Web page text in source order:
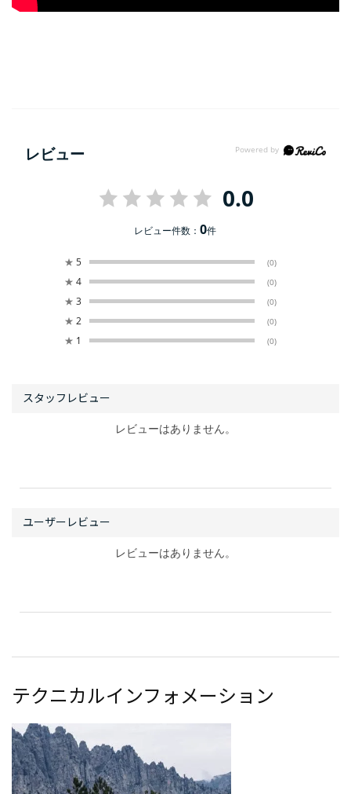
レビュー
0.0
レビュー件数：0件
★ 5 (0)
★ 4 (0)
★ 3 (0)
★ 2 (0)
★ 1 (0)
レビューはありません。
レビューはありません。
テクニカルインフォメーション